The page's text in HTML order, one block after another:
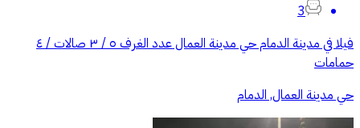
3
فيلا في مدينة الدمام حي مدينة العمال عدد الغرف ٥ / ٣ صالات / ٤
حمامات
حي مدينة العمال, الدمام